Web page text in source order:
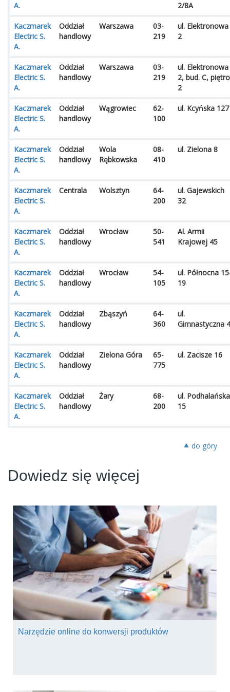
A.
2/8A
Kaczmarek
Electric S.
A.
Oddział
handlowy
Warszawa
03-
219
ul. Elektronowa
2
Kaczmarek
Electric S.
A.
Oddział
handlowy
Warszawa
03-
219
ul. Elektronowa
2, bud. C, piętro
2
Kaczmarek
Electric S.
A.
Oddział
handlowy
Wągrowiec
62-
100
ul. Kcyńska 127
Kaczmarek
Electric S.
A.
Oddział
handlowy
Wola
Rębkowska
08-
410
ul. Zielona 8
Kaczmarek
Electric S.
A.
Centrala Wolsztyn
64-
200
ul. Gajewskich
32
Kaczmarek
Electric S.
A.
Oddział
handlowy
Wrocław
50-
541
Al. Armii
Krajowej 45
Kaczmarek
Electric S.
A.
Oddział
handlowy
Wrocław
54-
105
ul. Północna
19
Kaczmarek
Electric S.
A.
Oddział
handlowy
Zbąszyń
64-
360
ul.
Gimnastyczna 4
Kaczmarek
Electric S.
A.
Oddział
handlowy
Zielona Góra
65-
775
ul. Zacisze 16
Kaczmarek
Electric S.
A.
Oddział
handlowy
Żary
68-
200
ul. Podhalańska
15
⯅ do góry
Dowiedz się więcej
Narzędzie online do konwersji produktów